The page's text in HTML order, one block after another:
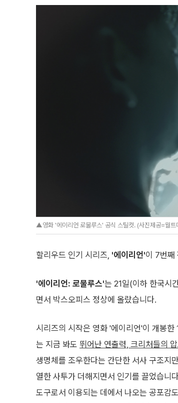
▲영화 '에이리언 로물루스' 공식 스틸컷. (사진제공=월트
할리우드 인기 시리즈, '에이리언'이 7번째
'에이리언: 로물루스'는 21일(이하 한국시
면서 박스오피스 정상에 올랐습니다.
시리즈의 시작은 영화 '에이리언'이 개봉
는 지금 봐도 뛰어난 연출력, 크리처들의
생명체를 조우한다는 간단한 서사 구조지
열한 사투가 더해지면서 인기를 끌었습니
도구로서 이용되는 데에서 나오는 공포감